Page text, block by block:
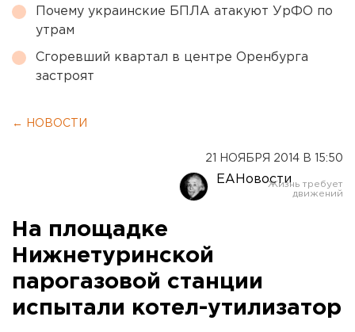
Почему украинские БПЛА атакуют УрФО по
утрам
Сгоревший квартал в центре Оренбурга
застроят
← НОВОСТИ
21 НОЯБРЯ 2014 В 15:50
ЕАНовости
На площадке
Нижнетуринской
парогазовой станции
испытали котел-утилизатор